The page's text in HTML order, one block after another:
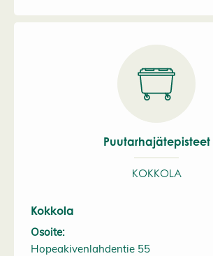
Puutarhajätepisteet
KOKKOLA
Kokkola
Osoite:
Hopeakivenlahdentie 55